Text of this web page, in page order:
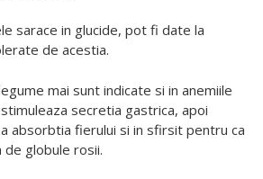
sarace in glucide, pot fi date la
de acestia.
mai sunt indicate si in anemiile
secretia gastrica, apoi
absorbtia fierului si in sfirsit pentru ca
globule rosii.